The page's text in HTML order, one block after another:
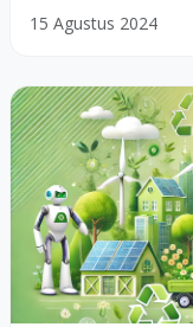
15 Agustus 2024